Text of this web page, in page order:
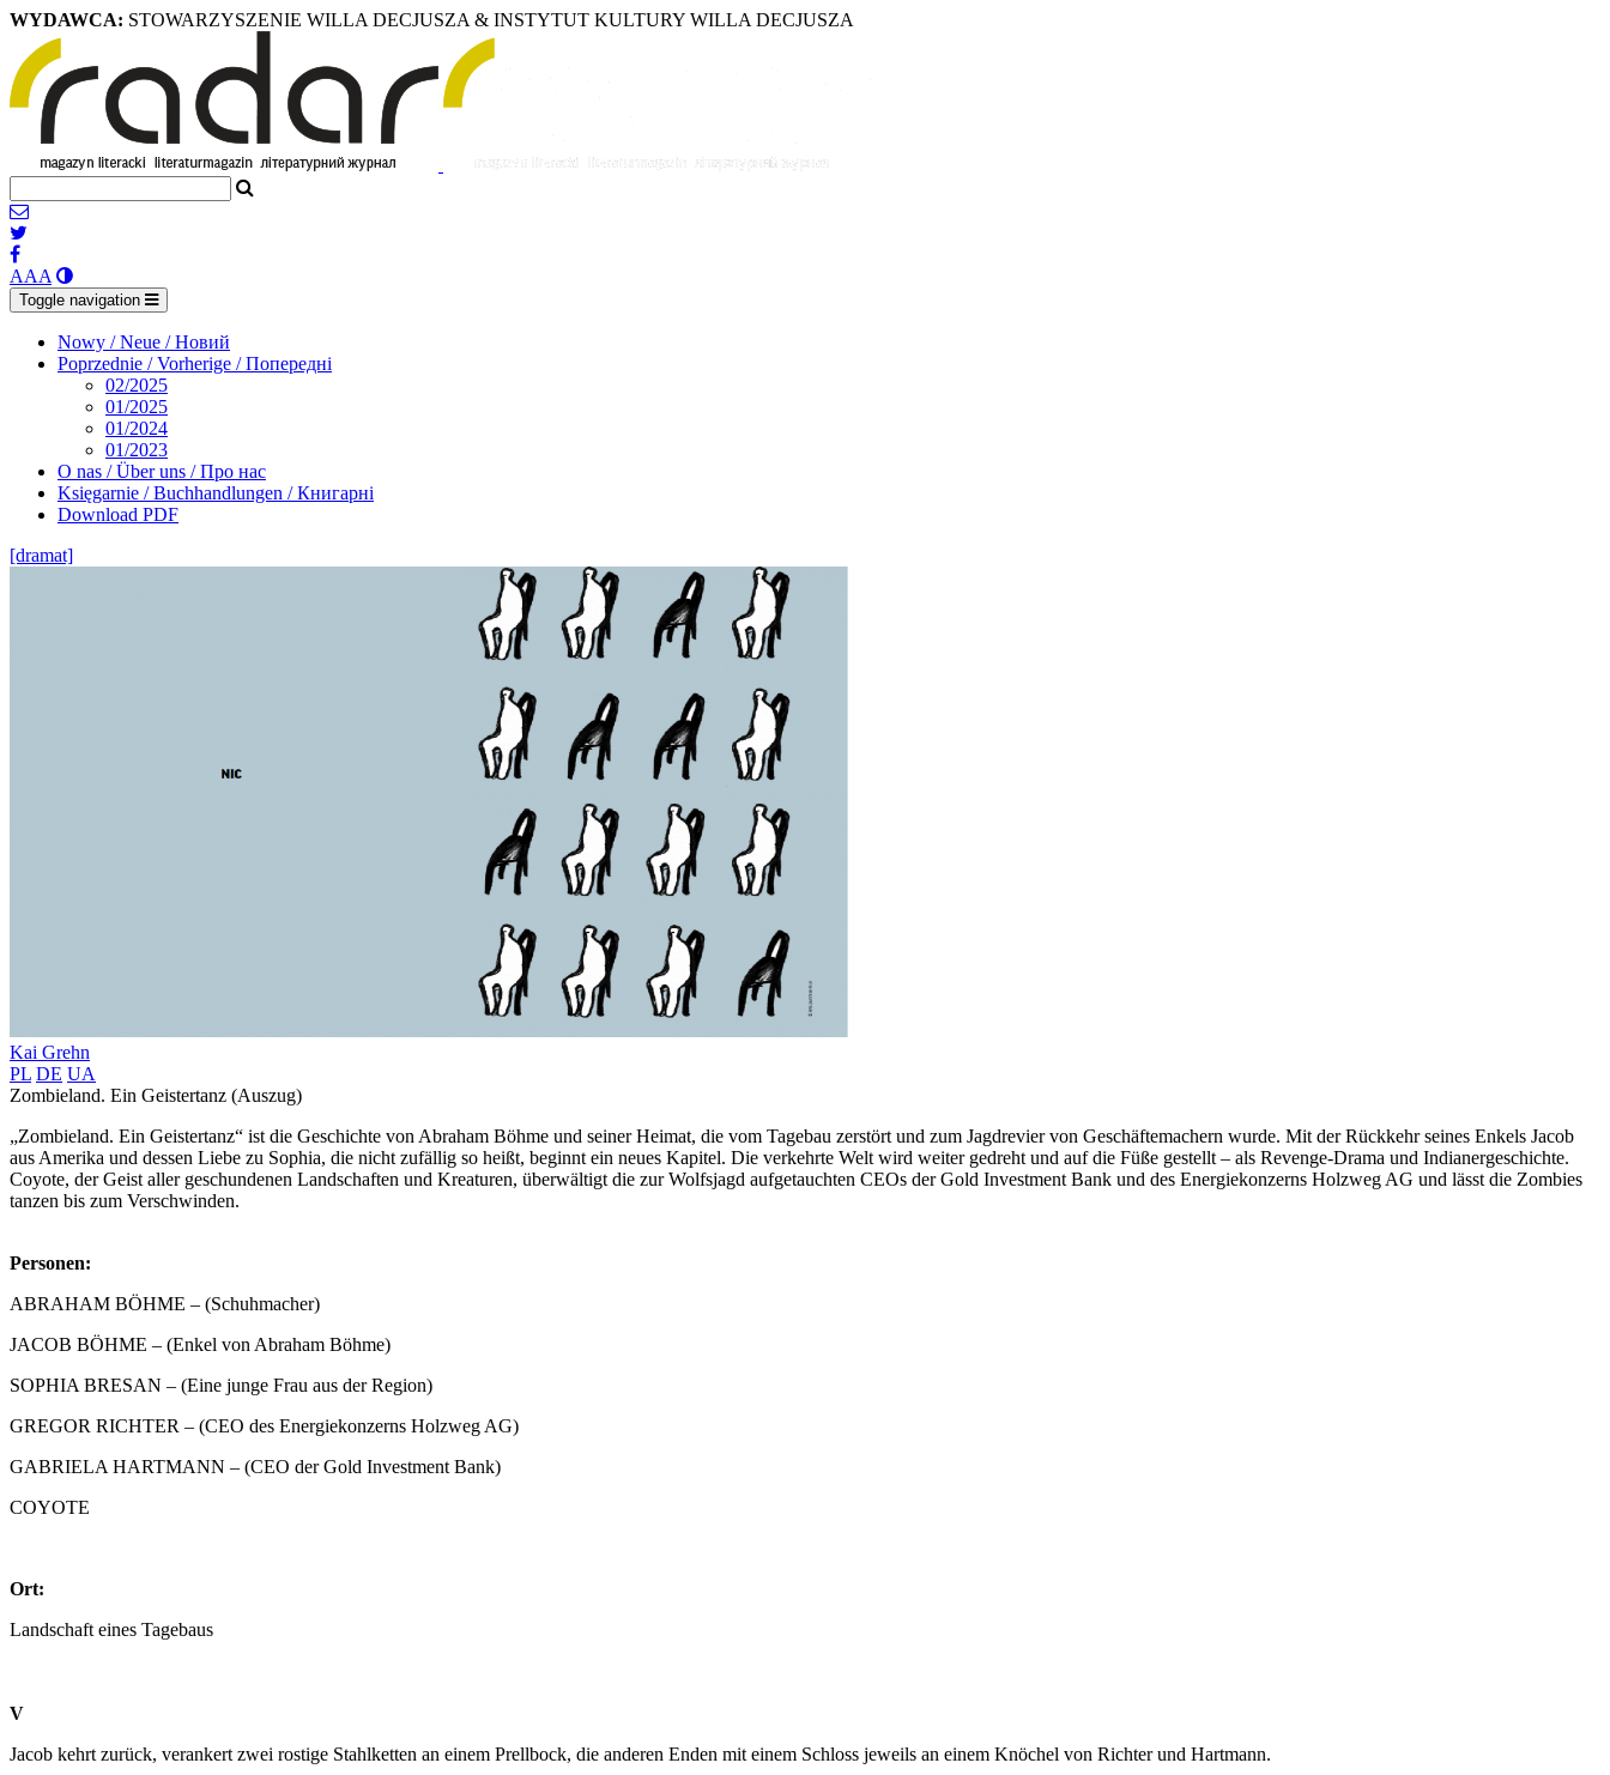
WYDAWCA: STOWARZYSZENIE WILLA DECJUSZA & INSTYTUT KULTURY WILLA DECJUSZA
AAA
Toggle navigation
Nowy / Neue / Новий
Poprzednie / Vorherige / Попередні
02/2025
01/2025
01/2024
01/2023
O nas / Über uns / Про нас
Księgarnie / Buchhandlungen / Книгарні
Download PDF
[dramat]
Kai Grehn
PL DE UA
Zombieland. Ein Geistertanz (Auszug)
„Zombieland. Ein Geistertanz“ ist die Geschichte von Abraham Böhme und seiner Heimat, die vom Tagebau zerstört und zum Jagdrevier von Geschäftemachern wurde. Mit der Rückkehr seines Enkels Jacob
aus Amerika und dessen Liebe zu Sophia, die nicht zufällig so heißt, beginnt ein neues Kapitel. Die verkehrte Welt wird weiter gedreht und auf die Füße gestellt – als Revenge-Drama und Indianergeschichte.
Coyote, der Geist aller geschundenen Landschaften und Kreaturen, überwältigt die zur Wolfsjagd aufgetauchten CEOs der Gold Investment Bank und des Energiekonzerns Holzweg AG und lässt die Zombies
tanzen bis zum Verschwinden.
Personen:
ABRAHAM BÖHME – (Schuhmacher)
JACOB BÖHME – (Enkel von Abraham Böhme)
SOPHIA BRESAN – (Eine junge Frau aus der Region)
GREGOR RICHTER – (CEO des Energiekonzerns Holzweg AG)
GABRIELA HARTMANN – (CEO der Gold Investment Bank)
COYOTE
Ort:
Landschaft eines Tagebaus
V
Jacob kehrt zurück, verankert zwei rostige Stahlketten an einem Prellbock, die anderen Enden mit einem Schloss jeweils an einem Knöchel von Richter und Hartmann.